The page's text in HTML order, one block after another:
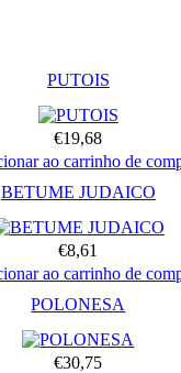
PUTOIS
€19,68
BETUME JUDAICO
€8,61
POLONESA
€30,75